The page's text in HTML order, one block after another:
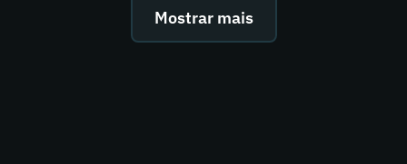
Mostrar mais